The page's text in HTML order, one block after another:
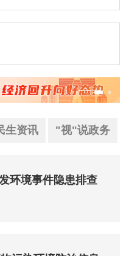
生资讯 "视"说政务
环境事件隐患排查